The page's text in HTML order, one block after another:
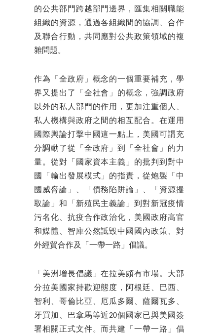
的公共部門跨越部門邊界，匯集相關職能
組織的資源，通過各組織間的協調、合作
及聯合行動，共同應對公共政策領域的複
雜問題。
作為「全政府」概念的一個重要補充，學
界又提出了「全社會」的概念，強調政府
以外的私人部門的作用，更加注重個人、
私人機構與政府之間的相互配合。在運用
國際輿論打擊中國這一點上，美國可謂充
分調動了從「全政府」到「全社會」的力
量。從對「國家資本主義」的批判到對中
國「輸出發展模式」的指責，從炮製「中
國威脅論」、「債務陷阱論」、「資源攫
取論」和「新殖民主義論」到對新冠疫情
污名化、抗疫合作政治化，美國政府高官
和媒體、智庫公然詆毀中國國內政策、對
外經貿合作及「一帶一路」倡議。
「美洲增長倡議」在拉美頗有市場。大部
分拉美國家持歡迎態度，阿根廷、巴西、
智利、哥倫比亞、厄瓜多爾、薩爾瓦多、
牙買加、巴拿馬等近20個國家已與美國簽
署相關正式文件。而共建「一帶一路」倡